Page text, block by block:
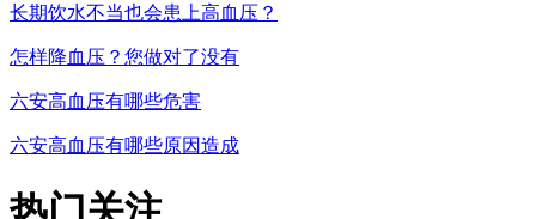
长期饮水不当也会患上高血压？
怎样降血压？您做对了没有
六安高血压有哪些危害
六安高血压有哪些原因造成